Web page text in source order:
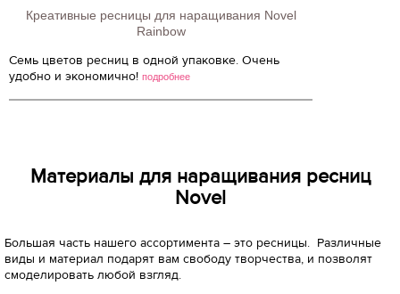
Креативные ресницы для наращивания Novel
Rainbow
Семь цветов ресниц в одной упаковке. Очень
удобно и экономично! подробнее
Материалы для наращивания ресниц
Novel
Большая часть нашего ассортимента – это ресницы. Различные
виды и материал подарят вам свободу творчества, и позволят
смоделировать любой взгляд.